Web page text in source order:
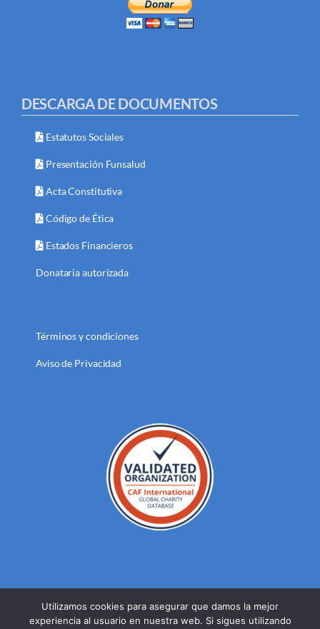
DESCARGA DE DOCUMENTOS
Estatutos Sociales
Presentación Funsalud
Acta Constitutiva
Código de Ética
Estados Financieros
Donataria autorizada
Términos y condiciones
Aviso de Privacidad
© DERECHOS RESERVADOS FUNDACION MEXICANA PARA LA
Utilizamos cookies para asegurar que damos la mejor
experiencia al usuario en nuestra web. Si sigues utilizando